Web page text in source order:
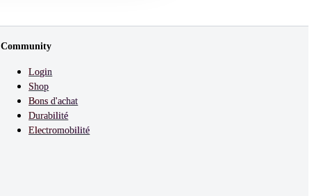
Community
Login
Shop
Bons d'achat
Durabilité
Electromobilité